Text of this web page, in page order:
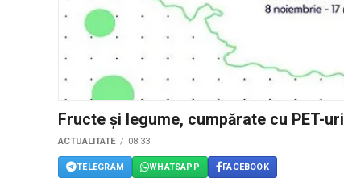
Fructe și legume, cumpărate cu PET-
ACTUALITATE 08:33
TELEGRAM WHATSAPP FACEBOOK